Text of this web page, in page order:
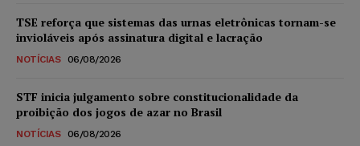
TSE reforça que sistemas das urnas eletrônicas tornam-se
invioláveis após assinatura digital e lacração
NOTÍCIAS 06/08/2026
STF inicia julgamento sobre constitucionalidade da
proibição dos jogos de azar no Brasil
NOTÍCIAS 06/08/2026